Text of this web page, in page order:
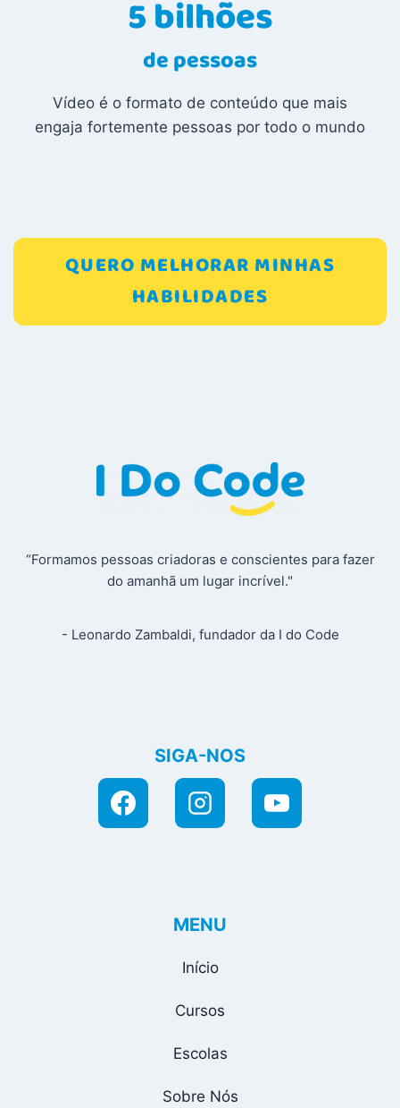
5 bilhões
de pessoas
Vídeo é o formato de conteúdo que mais
engaja fortemente pessoas por todo o mundo
QUERO MELHORAR MINHAS
HABILIDADES
“Formamos pessoas criadoras e conscientes para fazer
do amanhã um lugar incrível."
- Leonardo Zambaldi, fundador da I do Code
SIGA-NOS
MENU
Início
Cursos
Escolas
Sobre Nós